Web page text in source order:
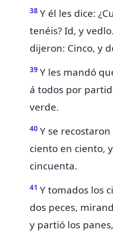
38 Y él les dice:
tenéis? Id, y
dijeron: Cinco, y
39 Y les mandó
á todos por
verde.
40 Y se
ciento en ciento,
cincuenta.
41 Y tomados los
dos peces,
y partió los